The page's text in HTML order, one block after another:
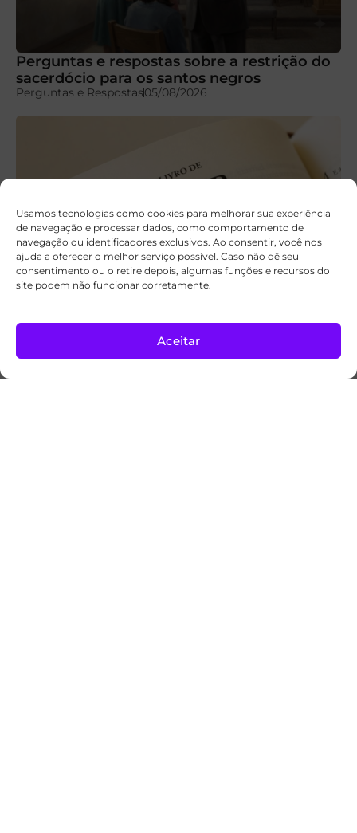
Usamos tecnologias como cookies para melhorar sua experiência
de navegação e processar dados, como comportamento de
navegação ou identificadores exclusivos. Ao consentir, você nos
ajuda a oferecer o melhor serviço possível. Caso não dê seu
consentimento ou o retire depois, algumas funções e recursos do
site podem não funcionar corretamente.
Aceitar
Perguntas e respostas sobre a restrição do
sacerdócio para os santos negros
Perguntas e Respostas05/08/2026
a Ester 4:14